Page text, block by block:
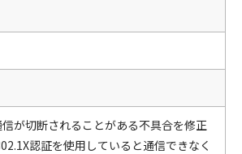
信が切断されることがある不具合を修正
認証を使用していると通信できなく